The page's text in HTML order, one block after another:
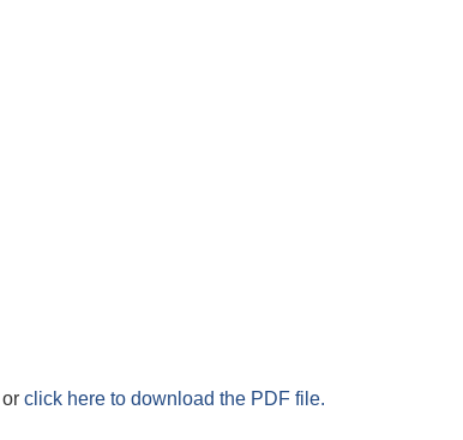
or click here to download the PDF file.